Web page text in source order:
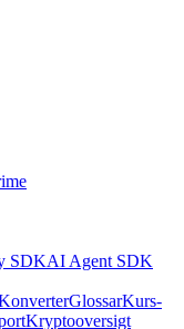
SDKAI Agent SDK
GlossarKurs-
Kryptooversigt